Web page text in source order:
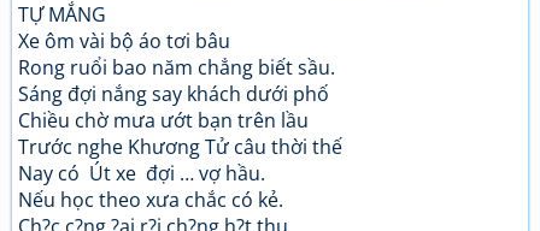
TỰ MẮNG
Xe ôm vài bộ áo tơi bâu
Rong ruổi bao năm chẳng biết sầu.
Sáng đợi nắng say khách dưới phố
Chiều chờ mưa ướt bạn trên lầu
Trước nghe Khương Tử câu thời thế
Nay có Út xe đợi … vợ hầu.
Nếu học theo xưa chắc có kẻ.